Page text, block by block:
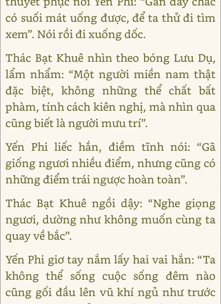
có suối mát uống được, để ta thử đi tìm
xem”. Nói rồi đi xuống dốc.
Thác Bạt Khuê nhìn theo bóng Lưu Dụ,
lẩm nhẩm: “Một người miền nam thật
đặc biệt, không những thể chất bất
phàm, tính cách kiên nghị, mà nhìn qua
cũng biết là người mưu trí”.
Yến Phi liếc hắn, điềm tĩnh nói: “Gã
giống ngươi nhiều điểm, nhưng cũng có
những điểm trái ngược hoàn toàn”.
Thác Bạt Khuê ngồi dậy: “Nghe giọng
ngươi, dường như không muốn cùng ta
quay về bắc”.
Yến Phi giơ tay nắm lấy hai vai hắn: “Ta
không thể sống cuộc sống đêm nào
cũng gối đầu lên vũ khí ngủ như trước